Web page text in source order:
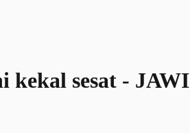
kekal sesat - JAWI